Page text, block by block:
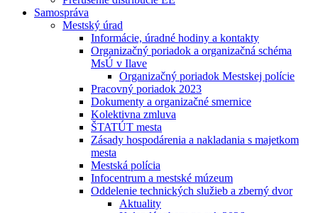
Samospráva
Mestský úrad
Informácie, úradné hodiny a kontakty
Organizačný poriadok a organizačná schéma
MsÚ v Ilave
Organizačný poriadok Mestskej polície
Pracovný poriadok 2023
Dokumenty a organizačné smernice
Kolektivna zmluva
ŠTATÚT mesta
Zásady hospodárenia a nakladania s majetkom
mesta
Mestská polícia
Infocentrum a mestské múzeum
Oddelenie technických služieb a zberný dvor
Aktuality